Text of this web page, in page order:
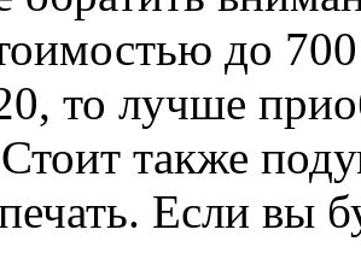
до
то лучше
также
Если вы